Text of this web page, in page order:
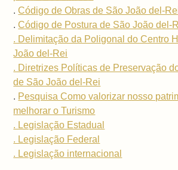
.Código de Obras de São João del-
.Código de Postura de São João del-
. Delimitação da Poligonal do Centro
João del-Rei
. Diretrizes Políticas de Preservação
de São João del-Rei
. Pesquisa Como valorizar nosso
melhorar o Turismo
. Legislação Estadual
. Legislação Federal
. Legislação internacional